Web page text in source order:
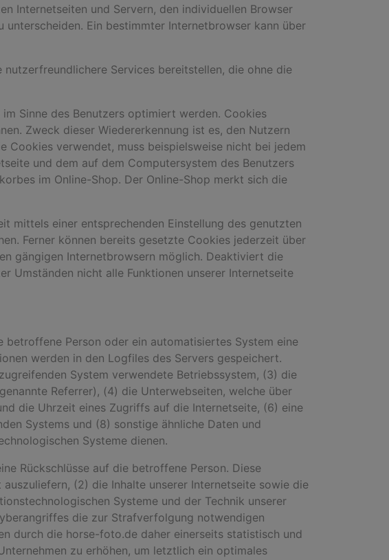
Internetseiten und Servern, den individuellen Browser
Ein bestimmter Internetbrowser kann über
Services bereitstellen, die ohne die
Sinne des Benutzers optimiert werden. Cookies
Zweck dieser Wiedererkennung ist es, den Nutzern
Cookies verwendet, muss beispielsweise nicht bei jedem
und dem auf dem Computersystem des Benutzers
im Online-Shop. Der Online-Shop merkt sich die
mittels einer entsprechenden Einstellung des genutzten
Ferner können bereits gesetzte Cookies jederzeit über
gängigen Internetbrowsern möglich. Deaktiviert die
Umständen nicht alle Funktionen unserer Internetseite
Person oder ein automatisiertes System eine
werden in den Logfiles des Servers gespeichert.
System verwendete Betriebssystem, (3) die
Referrer), (4) die Unterwebseiten, welche über
die Uhrzeit eines Zugriffs auf die Internetseite, (6) eine
Systems und (8) sonstige ähnliche Daten und
Systeme dienen.
Rückschlüsse auf die betroffene Person. Diese
(2) die Inhalte unserer Internetseite sowie die
Systeme und der Technik unserer
die zur Strafverfolgung notwendigen
durch die horse-foto.de daher einerseits statistisch und
zu erhöhen, um letztlich ein optimales